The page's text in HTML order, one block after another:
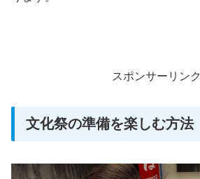
スポンサーリンク
文化祭の準備を楽しむ方法